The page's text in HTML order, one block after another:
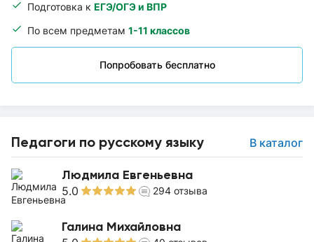
Подготовка к ЕГЭ/ОГЭ и ВПР
По всем предметам 1-11 классов
Попробовать бесплатно
Педагоги по русскому языку В каталог
Людмила Евгеньевна
5.0 294 отзыва
Галина Михайловна